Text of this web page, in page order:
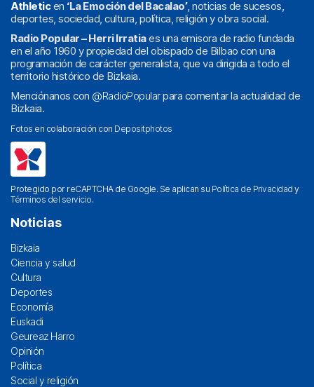
Athleticen ‘La Emoción del Bacalao’, noticias de sucesos,
deportes, sociedad, cultura, política, religión y obra social.
Radio Popular – Herri Irratiaes una emisora de radio fundada
en el año 1960 y propiedad del obispado de Bilbao con una
programación de carácter generalista, que va dirigida a todo el
territorio histórico de Bizkaia.
Menciónanos con @RadioPopularpara comentar la actualidad de
Bizkaia.
Fotos en colaboración con Depositphotos
Protegido por reCAPTCHA de Google. Se aplican su Política de Privacidad y
Términos del servicio.
Noticias
Bizkaia
Ciencia y salud
Cultura
Deportes
Economía
Euskadi
Geureaz Harro
Opinión
Política
Social y religión